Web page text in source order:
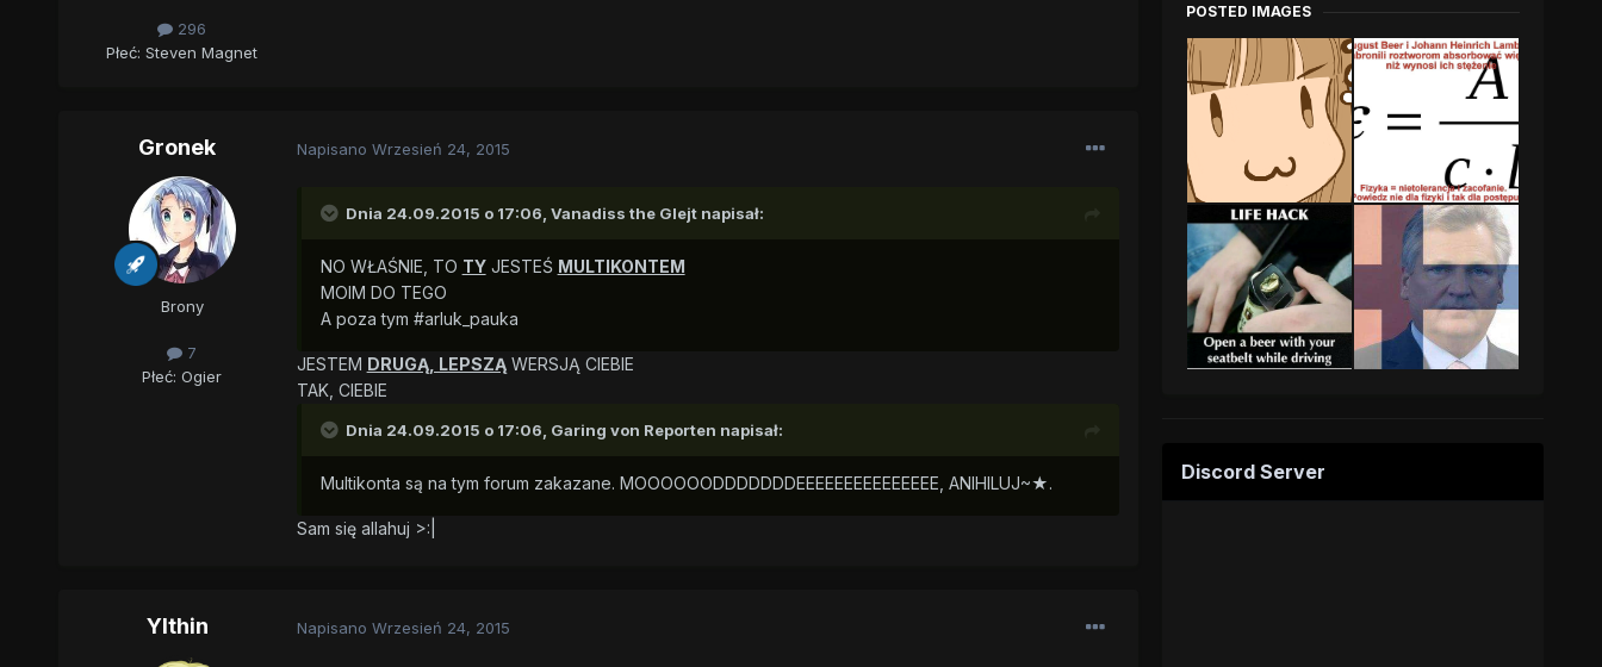
296
Płeć: Steven Magnet
Gronek
Brony
7
Płeć: Ogier
Napisano Wrzesień 24, 2015
Dnia 24.09.2015 o 17:06, Vanadiss the Glejtnapisał:
NO WŁAŚNIE, TO TYJESTEŚ MULTIKONTEM
MOIM DO TEGO
A poza tym #arluk_pauka
JESTEM DRUGĄ, LEPSZĄWERSJĄ CIEBIE
TAK, CIEBIE
Dnia 24.09.2015 o 17:06, Garing von Reporten napisał:
Multikonta są na tym forum zakazane. MOOOOOODDDDDDDEEEEEEEEEEEEEEE, ANIHILUJ~★.
Sam się allahuj >:|
Ylthin Napisano Wrzesień 24, 2015
POSTED IMAGES
Discord Server